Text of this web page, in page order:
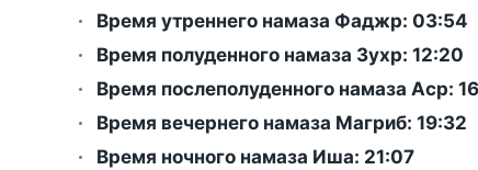
Время утреннего намаза Фаджр: 03:54
Время полуденного намаза Зухр: 12:20
Время послеполуденного намаза Аср:
Время вечернего намаза Магриб: 19:32
Время ночного намаза Иша: 21:07